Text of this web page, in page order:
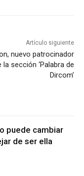
Artículo siguiente
nuevo patrocinador
la sección ‘Palabra de
Dircom’
puede cambiar
de ser ella